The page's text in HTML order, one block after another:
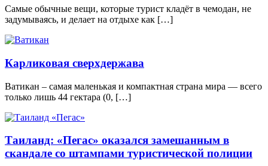
Самые обычные вещи, которые турист кладёт в чемодан, не
задумываясь, и делает на отдыхе как […]
Карликовая сверхдержава
Вaтикaн – сaмaя мaлeнькaя и компактная стрaнa мирa — всего
только лишь 44 гектара (0, […]
Таиланд: «Пегас» оказался замешанным в
скандале со штампами туристической полиции